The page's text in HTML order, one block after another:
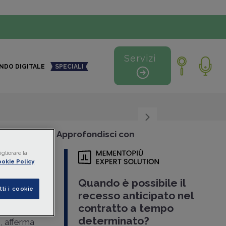
DIGITALE SPECIALI
Servizi
, afferma
Approfondisci con
Quando è possibile il
recesso anticipato nel
contratto a tempo
determinato?
la
Policy
i cookie